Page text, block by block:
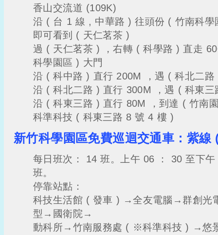
香山交流道 (109K)
沿 ( 台 1 線 , 中華路 ) 往頭份 ( 竹南科學
即可看到 ( 天仁茗茶 )
過 ( 天仁茗茶 ) ，右轉 ( 科學路 ) 直走
科學園區 ) 大門
沿 ( 科中路 ) 直行 200M ，遇 ( 科北二路
沿 ( 科北二路 ) 直行 300M ，遇 ( 科東三
沿 ( 科東三路 ) 直行 80M ，到達 ( 竹南
科準科技 ( 科東三路 8 號 4 樓 )
新竹科學園區免費巡迴交通車：紫
每日班次： 14 班。上午 06 ： 30 至下
班。
停靠站點：
科技生活館 ( 發車 ) →全友電腦→群創
型→國衛院→
動科所→竹南服務處 ( ※科準科技 ) →悠